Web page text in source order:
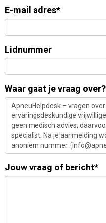
E-mail adres*
Lidnummer
Waar gaat je vraag over?
Jouw vraag of bericht*